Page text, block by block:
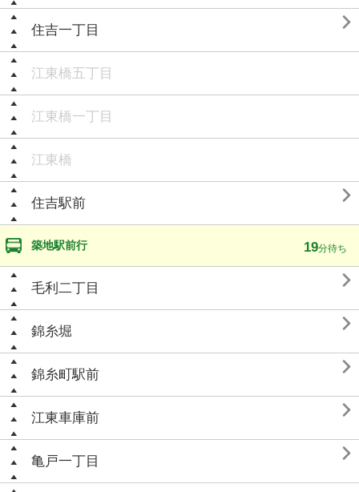
住吉一丁目 
江東橋五丁目
江東橋一丁目
江東橋
住吉駅前 
築地駅前行 19分待ち
毛利二丁目 
錦糸堀 
錦糸町駅前 
江東車庫前 
亀戸一丁目 